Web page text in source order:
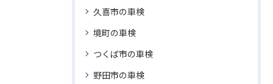
久喜市の車検
境町の車検
つくば市の車検
野田市の車検